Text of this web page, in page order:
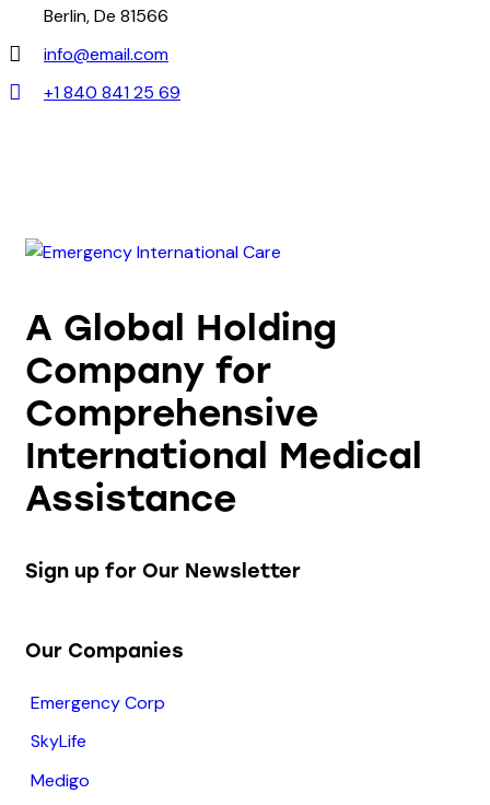
Berlin, De 81566
info@email.com
+1 840 841 25 69
A Global Holding
Company for
Comprehensive
International Medical
Assistance
Sign up for Our Newsletter
Our Companies
Emergency Corp
SkyLife
Medigo